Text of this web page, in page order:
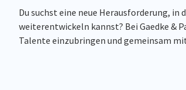
Du suchst eine neue Herausforderung, in
weiterentwickeln kannst? Bei Gaedke &
Talente einzubringen und gemeinsam